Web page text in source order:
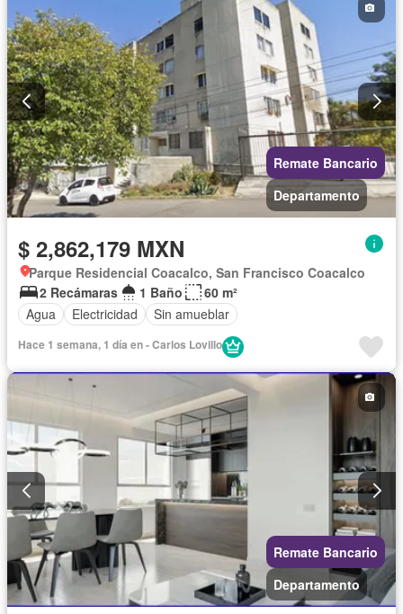
Remate Bancario
Departamento
$ 2,862,179 MXN
Parque Residencial Coacalco, San Francisco Coacalco
2 Recámaras
1 Baño
60 m²
Agua
Electricidad Sin amueblar
Hace 1 semana, 1 día en - Carlos Lovillo
Remate Bancario
Departamento